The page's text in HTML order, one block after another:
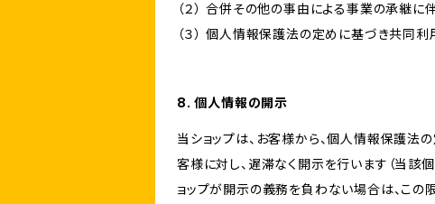
（２） 合併その他の事由による事業の承継
（３） 個人情報保護法の定めに基づき共同
8. 個人情報の開示
当ショップは、お客様から、個人情報保護法
客様に対し、遅滞なく開示を行います（当該
ョップが開示の義務を負わない場合は、この